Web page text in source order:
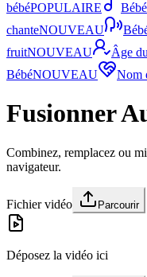
bébéPOPULAIRE
chanteNOUVEAU
fruitNOUVEAU Âge
BébéNOUVEAU Nom
Fusionner
Combinez, remplacez ou
navigateur.
Fichier vidéo Parcourir
Déposez la vidéo ici